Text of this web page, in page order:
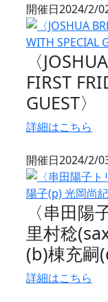
開催日2024/2/
〈
FIRST
GUEST〉
詳細はこちら
開催日2024/2/
〈串田陽
里村稔
(b)棟充嗣
詳細はこちら